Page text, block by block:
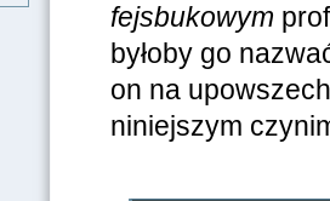
fejsbukowym
byłoby go
on na
niniejszym